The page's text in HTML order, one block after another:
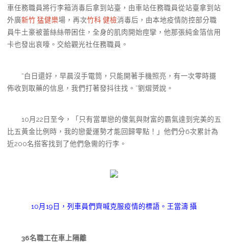
車任務職員將行李箱消毒后拿到站臺，由車站任務職員從站臺拿到站
外廣新竹 猛健樂場，再次竹科 健檢消毒后，由本地疫情防控部分職
員牛土豪被蕾絲絲帶困住，全身的肌肉開始痙攣，他那張純金箔信用
卡也發出哀嚎。交給觀光社任務職員。
“白日還好，早晨沒手電筒，只能開著手機照亮，有一次零時擺
佈收到取藥的信息，我們打著發抖往找。”劉熠赟說。
10月22日至今，「只有當單戀的傻氣與財富的霸氣達到完美的五
比五黃金比例時，我的戀愛運勢才能回歸零點！」他們分6次累計為
近200名搭客找到了他們急需的行李。
10月19日，列車員們齊喊克服疫情的標語。王當濤 攝
36名職工在車上隔離